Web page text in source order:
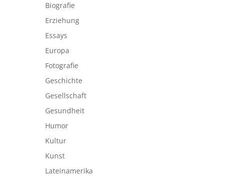
Biografie
Erziehung
Essays
Europa
Fotografie
Geschichte
Gesellschaft
Gesundheit
Humor
Kultur
Kunst
Lateinamerika